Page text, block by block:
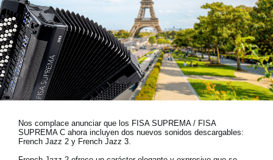
Ubicación
Redes Sociales
Acerca de KORG
Nos complace anunciar que los FISA SUPREMA / FISA
SUPREMA C ahora incluyen dos nuevos sonidos descargables:
French Jazz 2 y French Jazz 3.